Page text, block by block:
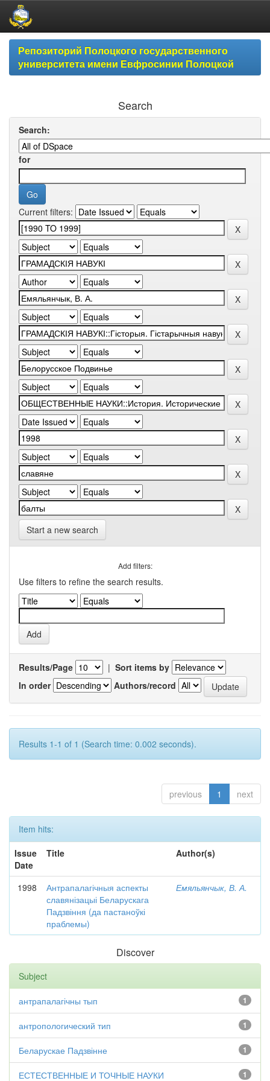
Skip
navigationРепозиторий Полоцкого государственного
университета имени Евфросинии Полоцкой
Search
Search:
for
Current filters:
Start a new search
Add filters:
Use filters to refine the search results.
Results/Page | Sort items by
In order
Authors/record
Results 1-1 of 1 (Search time: 0.002 seconds).
previous 1 next
Item hits:
Issue
Date
Title Author(s)
1998
Антрапалагічныя аспекты
славянізацыі Беларускага
Падзвіння (да пастаноўкі
праблемы)
Емяльянчык, В. А.
Discover
Subject
1
антрапалагічны тып
1
антропологический тип
1
Беларускае Падзвінне
1
ЕСТЕСТВЕННЫЕ И ТОЧНЫЕ НАУКИ